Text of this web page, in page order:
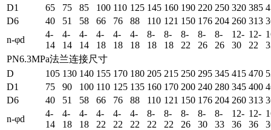
D1
65 75 85 100 110 125 145 160 190 220 250 320 385
D6
40 51 58 66 76 88 110 121 150 176 204 260 313
n-φd
4-
14
4-
14
4-
14
4-
18
4-
18
4-
18
8-
18
8-
18
8-
22
8-
26
8-
26
12-
30
12-
22
PN6.3MPa法兰连接尺寸
D
105 130 140 155 170 180 205 215 250 295 345 415 470
D1
75 90 100 110 125 135 160 170 200 240 280 345 400
D6
40 51 58 66 76 88 110 121 150 176 204 260 313
n-φd
4-
14
4-
18
4-
18
4-
22
4-
22
4-
22
8-
22
8-
22
8-
26
8-
30
8-
33
12-
36
12-
36